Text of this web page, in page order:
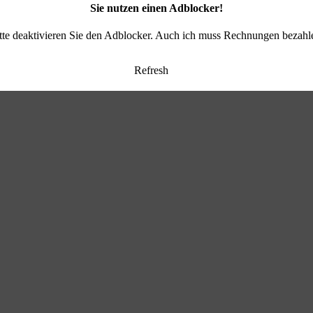
Sie nutzen einen Adblocker!
deaktivieren Sie den Adblocker. Auch ich muss Rechnungen
Refresh